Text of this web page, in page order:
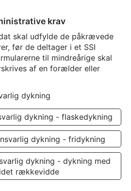
krav
skal udfylde de påkrævede
før de deltager i et SSI
til mindreårige skal
af en forælder eller
dykning
dykning - flaskedykning
dykning - fridykning
dykning - dykning med
rækkevidde